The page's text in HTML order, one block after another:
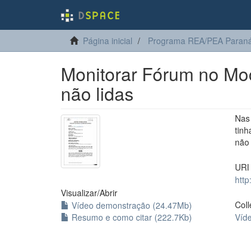
Página inicial Programa REA/PEA
Monitorar Fórum no
não lidas
Visualizar/Abrir
Vídeo demonstração (24.47Mb)
Resumo e como citar (222.7Kb)
URI